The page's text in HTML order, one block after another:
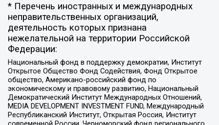
* Перечень иностранных и международных
неправительственных организаций,
деятельность которых признана
нежелательной на территории Российской
Федерации:
Национальный фонд в поддержку демократии, Институт
Открытое Общество Фонд Содействия, Фонд Открытое
общество, Американо-российский фонд по
экономическому и правовому развитию, Национальный
Демократический Институт Международных Отношений,
MEDIA DEVELOPMENT INVESTMENT FUND, Международный
Республиканский Институт, Открытая Россия, Институт